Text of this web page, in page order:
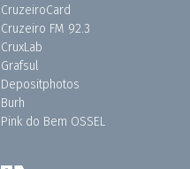
CruzeiroCard
Cruzeiro FM 92.3
CruxLab
Grafsul
Depositphotos
Burh
Pink do Bem OSSEL